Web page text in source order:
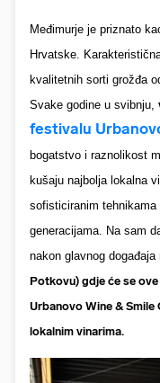
Međimurje je priznato
Hrvatske.
kvalitetnih sorti grožđa
Svake godine u svibnju,
festivalu
bogatstvo i raznolikost
kušaju najbolja lokalna
sofisticiranim
generacijama. Na sam
nakon glavnog
Potkovu) gdje će se
Urbanovo Wine & Smile
lokalnim vinarima.